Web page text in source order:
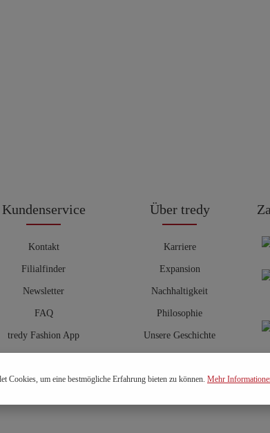
Kundenservice
Kontakt
Filialfinder
Newsletter
FAQ
tredy Fashion App
Hosenberater
Über tredy
Karriere
Expansion
Nachhaltigkeit
Philosophie
Unsere Geschichte
Cookies, um eine bestmögliche Erfahrung bieten zu können. Mehr